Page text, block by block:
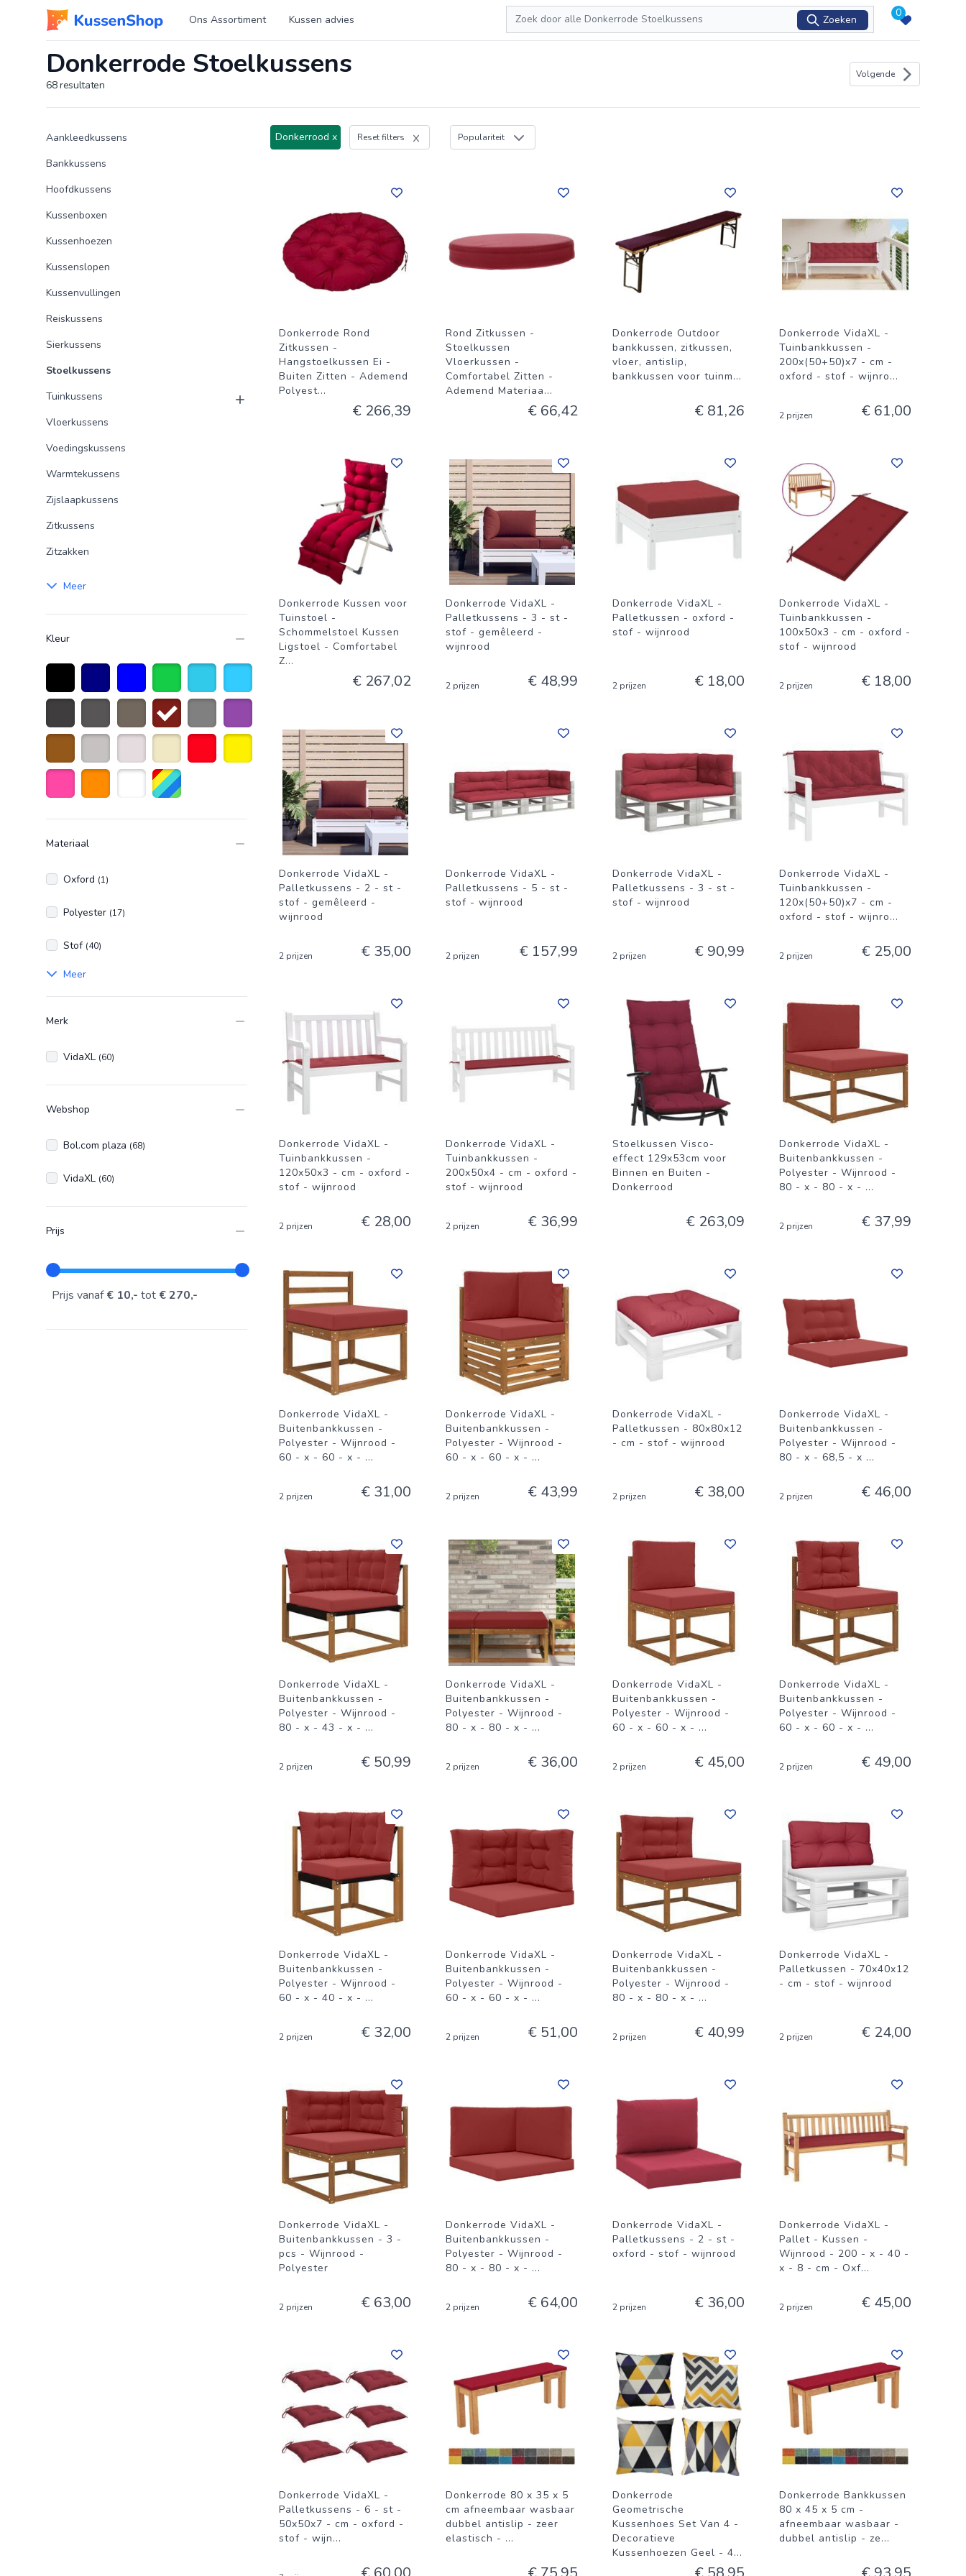
Logo www.kussenshop.nl Ons Assortiment Kussen advies
Zoeken
Zoeken
0
Donkerrode Stoelkussens
68resultaten
Volgende
Producten
Product categorieën
Aankleedkussens
Bankkussens
Hoofdkussens
Kussenboxen
Kussenhoezen
Kussenslopen
Kussenvullingen
Reiskussens
Sierkussens
Stoelkussens
Tuinkussens
Vloerkussens
Voedingskussens
Warmtekussens
Zijslaapkussens
Zitkussens
Zitzakken
Meer
Kleur
Zwart Marineblauw
Blauw Groen TurquoiseLichtblauw
DonkergrijsAntraciet grijs
taupe Donkerrood
Grijs Paars
Bruin Licht grijsCreme witBeige
Materiaal
Oxford (1)
Polyester (17)
Stof (40)
Meer
Merk
VidaXL (60)
Webshop
Bol.com plaza (68)
VidaXL (60)
Prijs
Prijs vanaf€ 10,- tot € 270,-
Donkerrood x Reset filters Populariteit
Donkerrode Rond
Zitkussen -
Hangstoelkussen Ei -
Buiten Zitten - Ademend
Polyest...
€ 266,39
Rond Zitkussen -
Stoelkussen
Vloerkussen -
Comfortabel Zitten -
Ademend Materiaa...
€ 66,42
Donkerrode Outdoor
bankkussen, zitkussen,
vloer, antislip,
bankkussen voor tuinm...
€ 81,26
Donkerrode VidaXL -
Tuinbankkussen -
200x(50+50)x7 - cm -
oxford - stof - wijnro...
2 prijzen € 61,00
Donkerrode Kussen voor
Tuinstoel -
Schommelstoel Kussen
Ligstoel - Comfortabel
Z...
€ 267,02
Donkerrode VidaXL -
Palletkussens - 3 - st -
stof - gemêleerd -
wijnrood
2 prijzen € 48,99
Donkerrode VidaXL -
Palletkussen - oxford -
stof - wijnrood
2 prijzen € 18,00
Donkerrode VidaXL -
Tuinbankkussen -
100x50x3 - cm - oxford -
stof - wijnrood
2 prijzen € 18,00
Donkerrode VidaXL -
Palletkussens - 2 - st -
stof - gemêleerd -
wijnrood
2 prijzen € 35,00
Donkerrode VidaXL -
Palletkussens - 5 - st -
stof - wijnrood
2 prijzen € 157,99
Donkerrode VidaXL -
Palletkussens - 3 - st -
stof - wijnrood
2 prijzen € 90,99
Donkerrode VidaXL -
Tuinbankkussen -
120x(50+50)x7 - cm -
oxford - stof - wijnro...
2 prijzen € 25,00
Donkerrode VidaXL -
Tuinbankkussen -
120x50x3 - cm - oxford -
stof - wijnrood
2 prijzen € 28,00
Donkerrode VidaXL -
Tuinbankkussen -
200x50x4 - cm - oxford -
stof - wijnrood
2 prijzen € 36,99
Stoelkussen Visco-
effect 129x53cm voor
Binnen en Buiten -
Donkerrood
€ 263,09
Donkerrode VidaXL -
Buitenbankkussen -
Polyester - Wijnrood -
80 - x - 80 - x - ...
2 prijzen € 37,99
Donkerrode VidaXL -
Buitenbankkussen -
Polyester - Wijnrood -
60 - x - 60 - x - ...
2 prijzen € 31,00
Donkerrode VidaXL -
Buitenbankkussen -
Polyester - Wijnrood -
60 - x - 60 - x - ...
2 prijzen € 43,99
Donkerrode VidaXL -
Palletkussen - 80x80x12
- cm - stof - wijnrood
2 prijzen € 38,00
Donkerrode VidaXL -
Buitenbankkussen -
Polyester - Wijnrood -
80 - x - 68,5 - x ...
2 prijzen € 46,00
Donkerrode VidaXL -
Buitenbankkussen -
Polyester - Wijnrood -
80 - x - 43 - x - ...
2 prijzen € 50,99
Donkerrode VidaXL -
Buitenbankkussen -
Polyester - Wijnrood -
80 - x - 80 - x - ...
2 prijzen € 36,00
Donkerrode VidaXL -
Buitenbankkussen -
Polyester - Wijnrood -
60 - x - 60 - x - ...
2 prijzen € 45,00
Donkerrode VidaXL -
Buitenbankkussen -
Polyester - Wijnrood -
60 - x - 60 - x - ...
2 prijzen € 49,00
Donkerrode VidaXL -
Buitenbankkussen -
Polyester - Wijnrood -
60 - x - 40 - x - ...
2 prijzen € 32,00
Donkerrode VidaXL -
Buitenbankkussen -
Polyester - Wijnrood -
60 - x - 60 - x - ...
2 prijzen € 51,00
Donkerrode VidaXL -
Buitenbankkussen -
Polyester - Wijnrood -
80 - x - 80 - x - ...
2 prijzen € 40,99
Donkerrode VidaXL -
Palletkussen - 70x40x12
- cm - stof - wijnrood
2 prijzen € 24,00
Donkerrode VidaXL -
Buitenbankkussen - 3 -
pcs - Wijnrood -
Polyester
2 prijzen € 63,00
Donkerrode VidaXL -
Buitenbankkussen -
Polyester - Wijnrood -
80 - x - 80 - x - ...
2 prijzen € 64,00
Donkerrode VidaXL -
Palletkussens - 2 - st -
oxford - stof - wijnrood
2 prijzen € 36,00
Donkerrode VidaXL -
Pallet - Kussen -
Wijnrood - 200 - x - 40 -
x - 8 - cm - Oxf...
2 prijzen € 45,00
Donkerrode VidaXL -
Palletkussens - 6 - st -
50x50x7 - cm - oxford -
stof - wijn...
Donkerrode 80 x 35 x 5
cm afneembaar wasbaar
dubbel antislip - zeer
elastisch - ...
Donkerrode
Geometrische
Kussenhoes Set Van 4 -
Decoratieve
Kussenhoezen Geel - 4...
Donkerrode Bankkussen
80 x 45 x 5 cm -
afneembaar wasbaar -
dubbel antislip - ze...